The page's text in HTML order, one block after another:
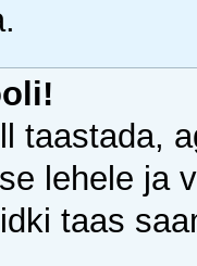
taastada,
lehele ja
taas